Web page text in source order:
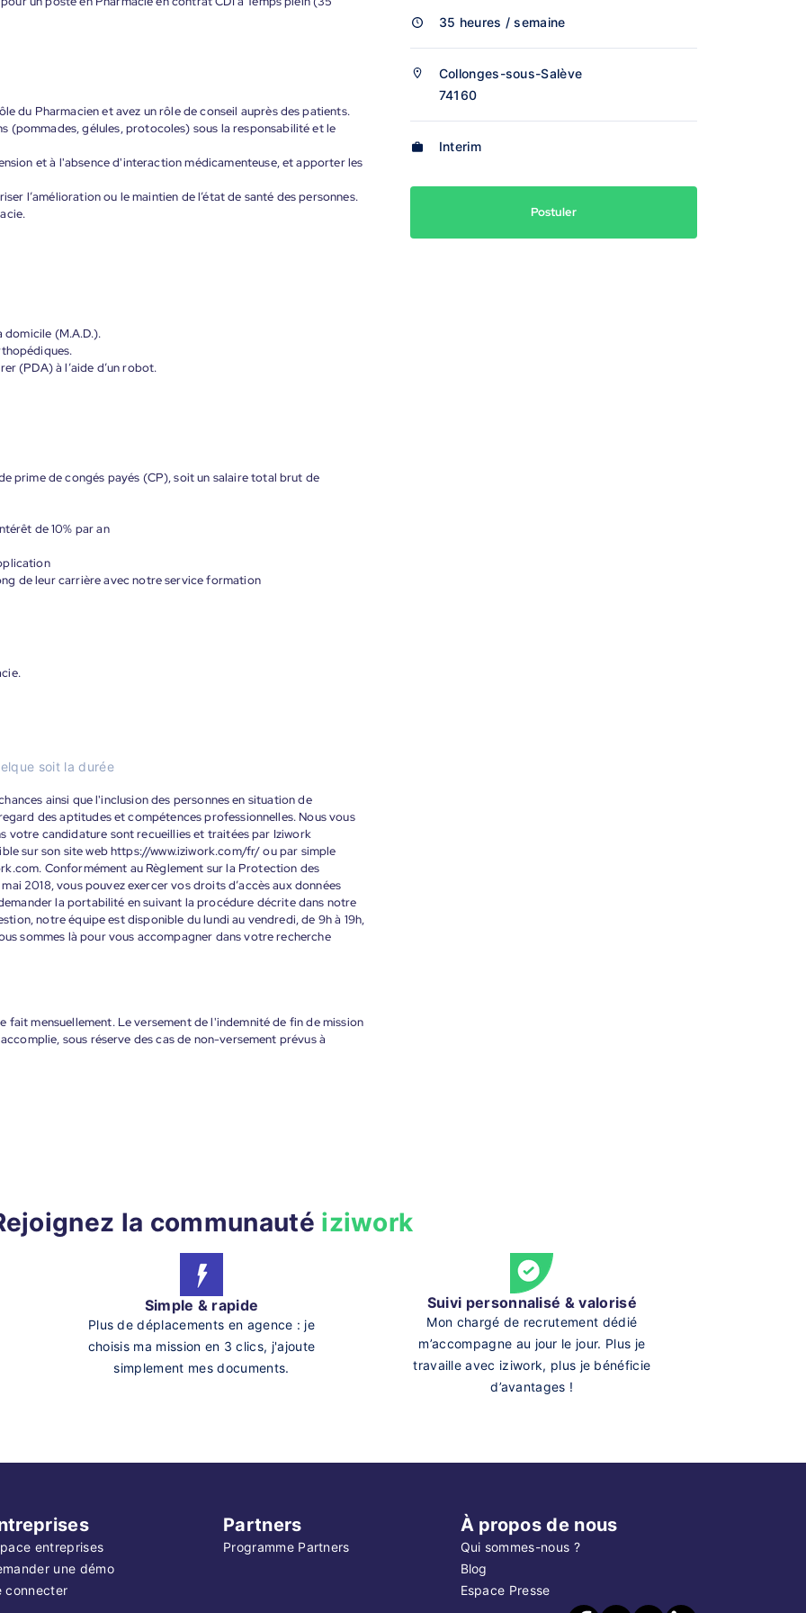
du Pharmacien et avez un rôle de conseil auprès des patients.
(pommades, gélules, protocoles) sous la responsabilité et le
et à l'absence d'interaction médicamenteuse, et apporter les
l’amélioration ou le maintien de l’état de santé des personnes.
domicile (M.A.D.).
(PDA) à l’aide d’un robot.
prime de congés payés (CP), soit un salaire total brut de
de 10% par an
de leur carrière avec notre service formation
soit la durée
ainsi que l'inclusion des personnes en situation de
des aptitudes et compétences professionnelles. Nous vous
votre candidature sont recueillies et traitées par Iziwork
sur son site web https://www.iziwork.com/fr/ ou par simple
Conformément au Règlement sur la Protection des
2018, vous pouvez exercer vos droits d’accès aux données
la portabilité en suivant la procédure décrite dans notre
notre équipe est disponible du lundi au vendredi, de 9h à 19h,
sommes là pour vous accompagner dans votre recherche
fait mensuellement. Le versement de l'indemnité de fin de mission
sous réserve des cas de non-versement prévus à
35 heures / semaine
Collonges-sous-Salève
74160
Interim
Postuler
la communauté iziwork
Simple & rapide
Plus de déplacements en agence : je
choisis ma mission en 3 clics, j'ajoute
simplement mes documents.
Suivi personnalisé & valorisé
Mon chargé de recrutement dédié
m’accompagne au jour le jour. Plus je
travaille avec iziwork, plus je bénéficie
d’avantages !
entreprises
une démo
connecter
Partners
Programme Partners
À propos de nous
Qui sommes-nous ?
Blog
Espace Presse